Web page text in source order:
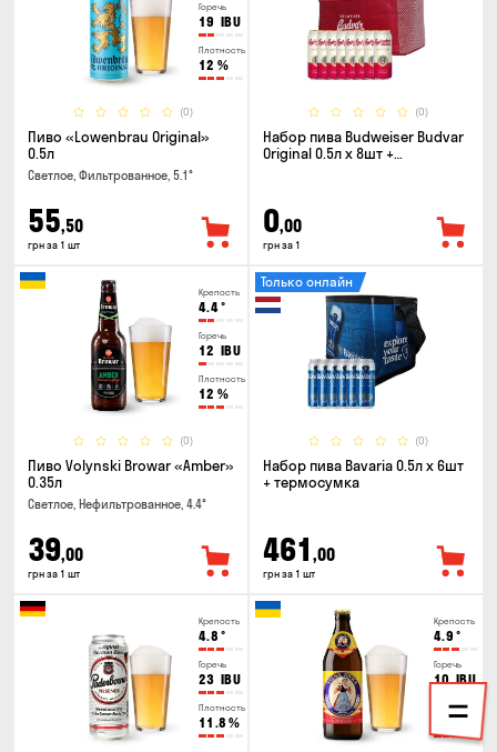
Горечь
19 IBU
Плотность
12 %
(0)
Пиво «Lowenbrau Original»
0.5л
Светлое, Фильтрованное, 5.1°
55,50
грн за 1 шт
(0)
Набор пива Budweiser Budvar
Original 0.5л x 8шт +
0,00
грн за 1
Крепость
4.4°
Горечь
12 IBU
Плотность
12 %
(0)
Пиво Volynski Browar «Amber»
0.35л
Светлое, Нефильтрованное, 4.4°
39,00
грн за 1 шт
(0)
Только онлайн
Набор пива Bavaria 0.5л х 6шт
+ термосумка
461 ,00
грн за 1 шт
Крепость
4.8 °
Горечь
23 IBU
Плотность
11.8 %
Крепость
4.9 °
Горечь
10IBU
Плотность
11%